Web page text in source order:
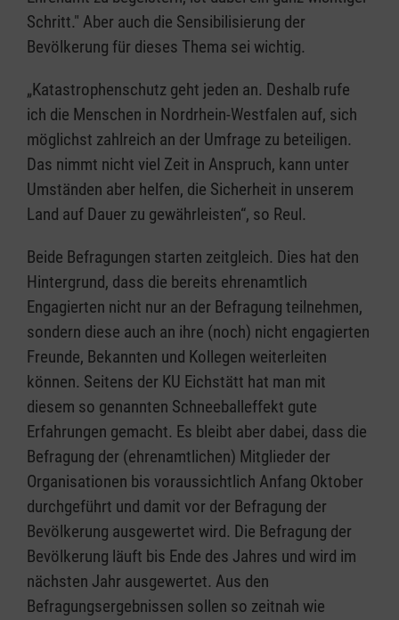
Schritt." Aber auch die Sensibilisierung der
Bevölkerung für dieses Thema sei wichtig.
„Katastrophenschutz geht jeden an. Deshalb rufe
ich die Menschen in Nordrhein-Westfalen auf, sich
möglichst zahlreich an der Umfrage zu beteiligen.
Das nimmt nicht viel Zeit in Anspruch, kann unter
Umständen aber helfen, die Sicherheit in unserem
Land auf Dauer zu gewährleisten“, so Reul.
Beide Befragungen starten zeitgleich. Dies hat den
Hintergrund, dass die bereits ehrenamtlich
Engagierten nicht nur an der Befragung teilnehmen,
sondern diese auch an ihre (noch) nicht engagierten
Freunde, Bekannten und Kollegen weiterleiten
können. Seitens der KU Eichstätt hat man mit
diesem so genannten Schneeballeffekt gute
Erfahrungen gemacht. Es bleibt aber dabei, dass die
Befragung der (ehrenamtlichen) Mitglieder der
Organisationen bis voraussichtlich Anfang Oktober
durchgeführt und damit vor der Befragung der
Bevölkerung ausgewertet wird. Die Befragung der
Bevölkerung läuft bis Ende des Jahres und wird im
nächsten Jahr ausgewertet. Aus den
Befragungsergebnissen sollen so zeitnah wie